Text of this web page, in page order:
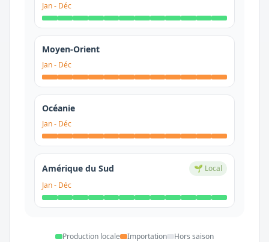
Jan- Déc
Moyen-Orient
Jan- Déc
Océanie
Jan- Déc
Amérique du Sud
🌱 Local
Jan- Déc
Production locale Importation Hors saison